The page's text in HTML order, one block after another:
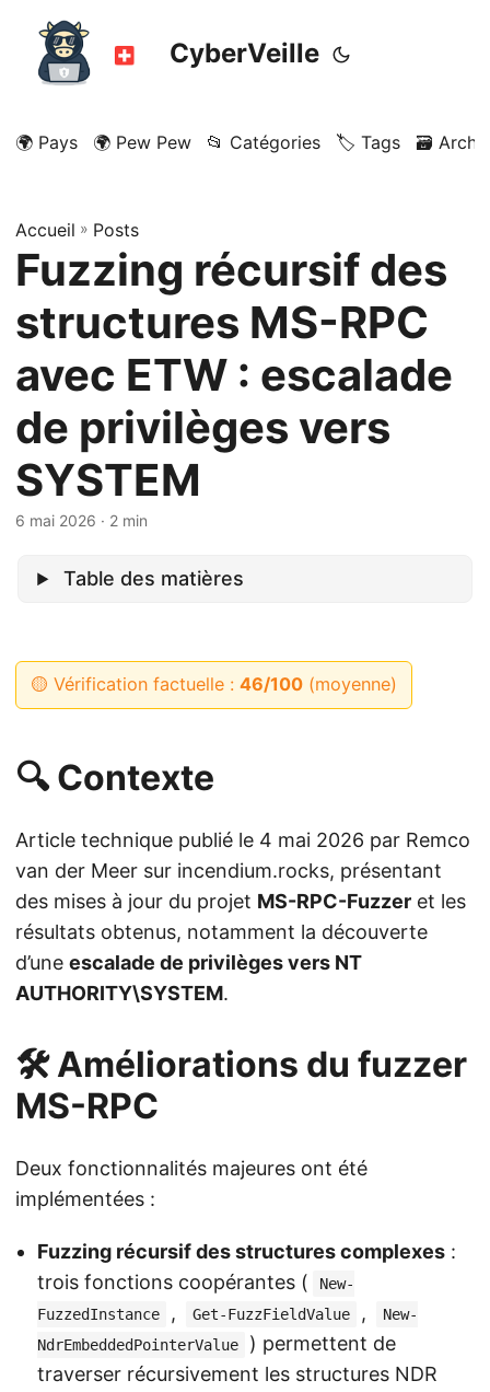
CyberVeille
🌍 Pays 🌍 Pew Pew 📂 Catégories 🏷️ Tags 🗃️
Accueil » Posts
Fuzzing récursif des
structures MS-RPC
avec ETW : escalade
de privilèges vers
SYSTEM
6 mai 2026 · 2 min
Table des matières
🟡 Vérification factuelle : 46/100(moyenne)
🔍 Contexte
Article technique publié le 4 mai 2026 par Remco
van der Meer sur incendium.rocks, présentant
des mises à jour du projet MS-RPC-Fuzzer et les
résultats obtenus, notamment la découverte
d’une escalade de privilèges vers NT
AUTHORITY\SYSTEM.
🛠️ Améliorations du fuzzer
MS-RPC
Deux fonctionnalités majeures ont été
implémentées :
Fuzzing récursif des structures complexes :
trois fonctions coopérantes (
New-
FuzzedInstance
, Get-FuzzFieldValue ,
New-
NdrEmbeddedPointerValue
) permettent de
traverser récursivement les structures NDR